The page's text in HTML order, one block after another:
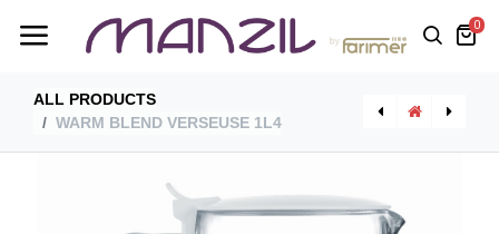
0
ALL PRODUCTS
WARM BLEND VERSEUSE 1L4